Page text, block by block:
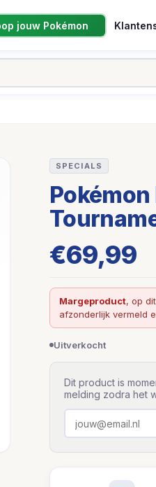
jouw Pokémon
SPECIALS
€69,99
Margeproduct, op
afzonderlijk vermeld
Uitverkocht
Dit product is
melding zodra het